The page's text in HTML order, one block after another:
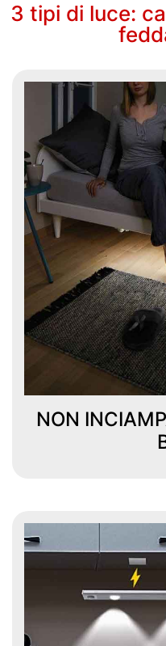
3 tipi di luce:
NON